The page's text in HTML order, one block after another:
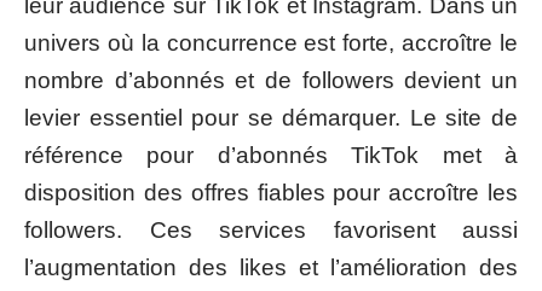
leur audience sur TikTok et Instagram. Dans un
univers où la concurrence est forte, accroître le
nombre d’abonnés et de followers devient un
levier essentiel pour se démarquer. Le site de
référence pour d’abonnés TikTok met à
disposition des offres fiables pour accroître les
followers. Ces services favorisent aussi
l’augmentation des likes et l’amélioration des